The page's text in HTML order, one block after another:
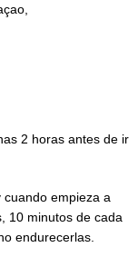
2 horas antes de ir
empieza a
10 minutos de cada
endurecerlas.